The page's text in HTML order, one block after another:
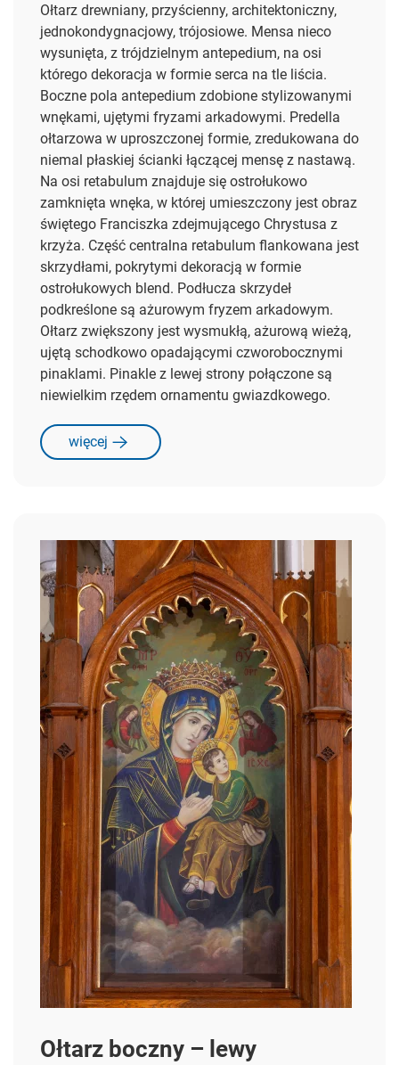
Ołtarz drewniany, przyścienny, architektoniczny,
jednokondygnacjowy, trójosiowe. Mensa nieco
wysunięta, z trójdzielnym antepedium, na osi
którego dekoracja w formie serca na tle liścia.
Boczne pola antepedium zdobione stylizowanymi
wnękami, ujętymi fryzami arkadowymi. Predella
ołtarzowa w uproszczonej formie, zredukowana do
niemal płaskiej ścianki łączącej mensę z nastawą.
Na osi retabulum znajduje się ostrołukowo
zamknięta wnęka, w której umieszczony jest obraz
świętego Franciszka zdejmującego Chrystusa z
krzyża. Część centralna retabulum flankowana jest
skrzydłami, pokrytymi dekoracją w formie
ostrołukowych blend. Podłucza skrzydeł
podkreślone są ażurowym fryzem arkadowym.
Ołtarz zwiększony jest wysmukłą, ażurową wieżą,
ujętą schodkowo opadającymi czworobocznymi
pinaklami. Pinakle z lewej strony połączone są
niewielkim rzędem ornamentu gwiazdkowego.
więcej
Ołtarz boczny – lewy